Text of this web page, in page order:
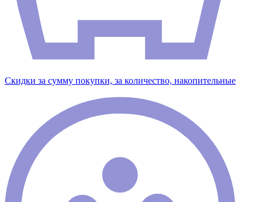
Скидки за сумму покупки, за количество, накопительные